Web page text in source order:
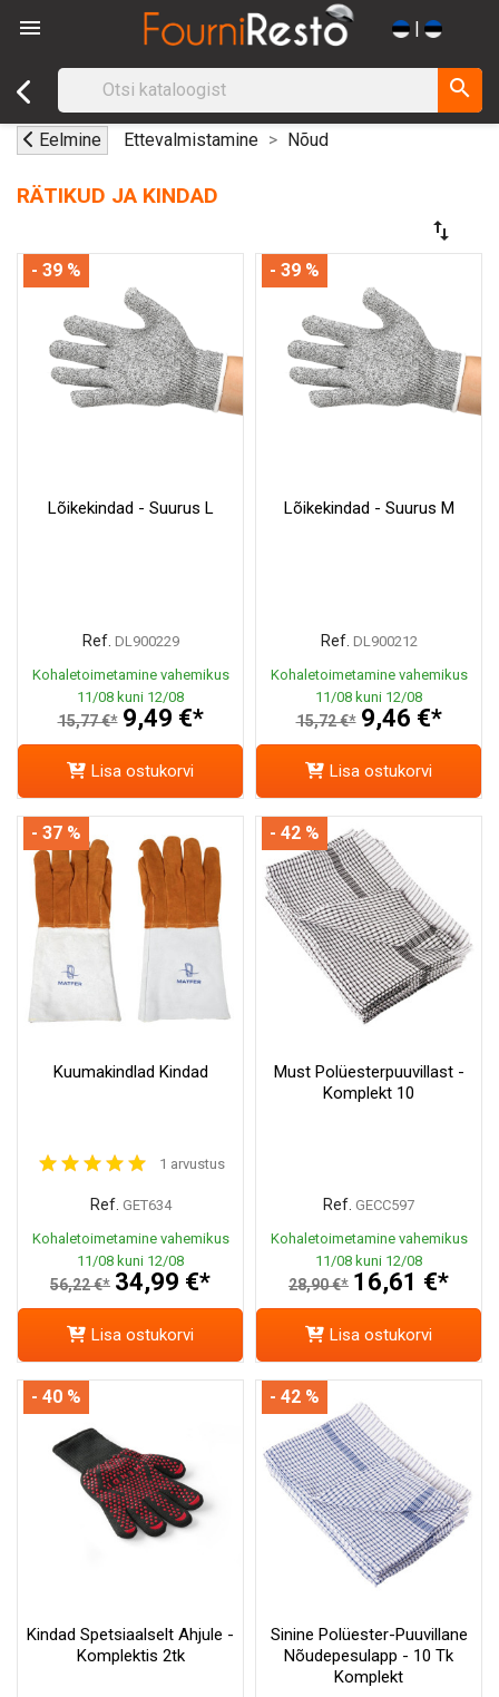
 |
search
Eelmine Ettevalmistamine Nõud
RÄTIKUD JA KINDAD
swap_vert
Lõikekindad - Suurus L
Ref. DL900229
Kohaletoimetamine vahemikus
11/08 kuni 12/08
15,77 €* 9,49 €*
- 39 %
Lisa ostukorvi
Lõikekindad - Suurus M
Ref. DL900212
Kohaletoimetamine vahemikus
11/08 kuni 12/08
15,72 €* 9,46 €*
- 39 %
Lisa ostukorvi
Kuumakindlad Kindad
1 arvustus
Ref. GET634
Kohaletoimetamine vahemikus
11/08 kuni 12/08
56,22 €* 34,99 €*
- 37 %
Lisa ostukorvi
Must Polüesterpuuvillast -
Komplekt 10
Ref. GECC597
Kohaletoimetamine vahemikus
11/08 kuni 12/08
28,90 €* 16,61 €*
- 42 %
Lisa ostukorvi
Kindad Spetsiaalselt Ahjule -
Komplektis 2tk
- 40 %
Sinine Polüester-Puuvillane
Nõudepesulapp - 10 Tk
Komplekt
- 42 %